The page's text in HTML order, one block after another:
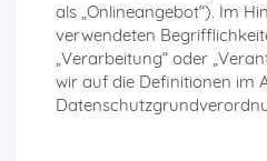
als „Onlineangebot“). Im
verwendeten
„Verarbeitung“ oder
wir auf die Definitionen im